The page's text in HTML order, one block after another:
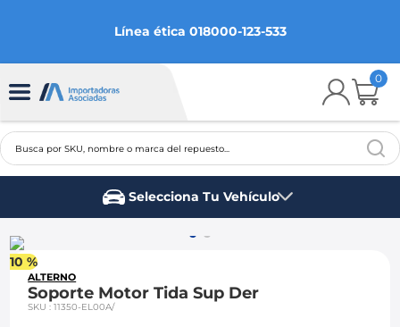
Línea ética 018000-123-533
0
Busca por SKU, nombre o marca del repuesto...
Selecciona Tu Vehículo
10 %
ALTERNO
Soporte Motor Tida Sup Der
SKU:11350-EL00A/
2
3.
spark gt
ford fiesta